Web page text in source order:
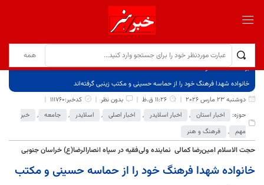
برگ نخست
نوشته‌ها
خانواده شهدا فرهنگ خود را از حماسه حسینی و مکتب زینبی گرفته‌اند
دوشنبه 23 مارس 2026
11:26 ق.ظ بدون نظر
کدخبر:111760
حوزه:
اخبار استان , اخبار اسلایدر , اخبار اصلی , اسلایدر , جامعه ,
خبر
مهم , فرهنگ و هنر
حجت الاسلام امین‌رضا کمالی نماینده ولی‌فقیه در سپاه انصارالرضا(ع) خراسان جنوبی
خانواده شهدا فرهنگ خود را از حماسه حسینی و مکتب